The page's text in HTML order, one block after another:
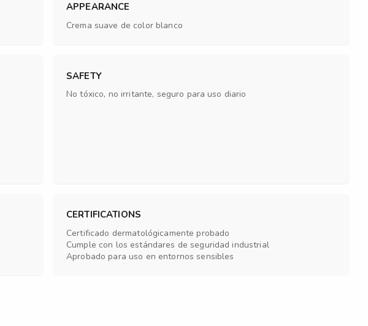
APPEARANCE
Crema suave de color blanco
SAFETY
No tóxico, no irritante, seguro para uso diario
CERTIFICATIONS
Certificado dermatológicamente probado
Cumple con los estándares de seguridad industrial
Aprobado para uso en entornos sensibles